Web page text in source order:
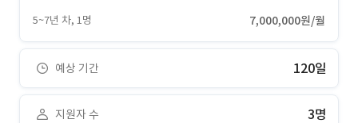
5~7년 차, 1명 7,000,000원/월
예상 기간 120일
지원자 수 3명